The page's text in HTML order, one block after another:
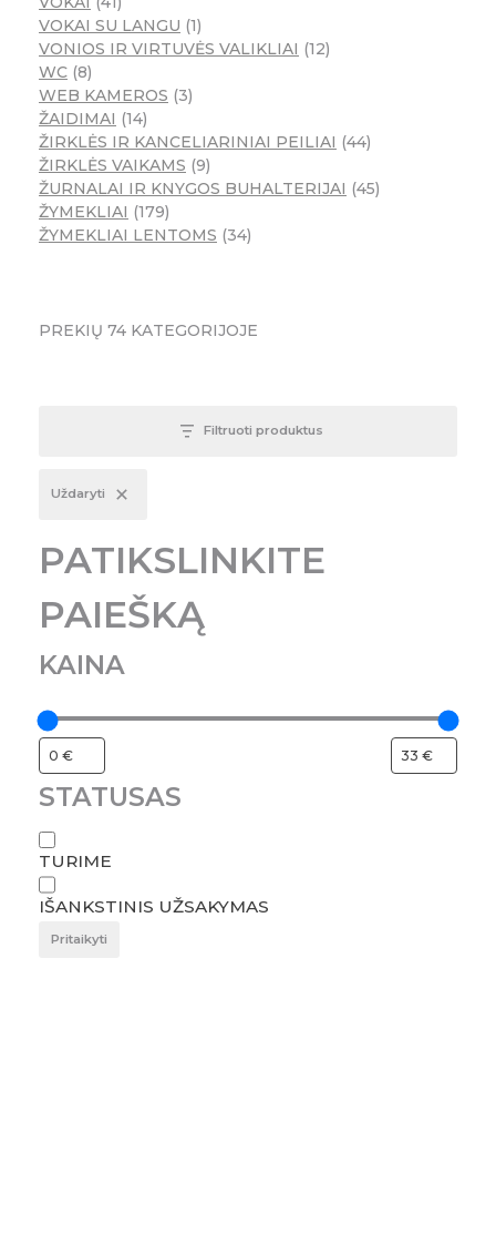
VOKAI SU LANGU 1
VONIOS IR VIRTUVĖS VALIKLIAI
12
WC 8
WEB KAMEROS 3
ŽAIDIMAI
14
ŽIRKLĖS IR KANCELIARINIAI PEILIAI
44
ŽIRKLĖS VAIKAMS 9
ŽURNALAI IR KNYGOS BUHALTERIJAI
45
ŽYMEKLIAI
179
ŽYMEKLIAI LENTOMS 34
PREKIŲ 74 KATEGORIJOJE
Filtruoti produktus
Uždaryti
PATIKSLINKITE
PAIEŠKĄ
KAINA
STATUSAS
TURIME
IŠANKSTINIS UŽSAKYMAS
Pritaikyti